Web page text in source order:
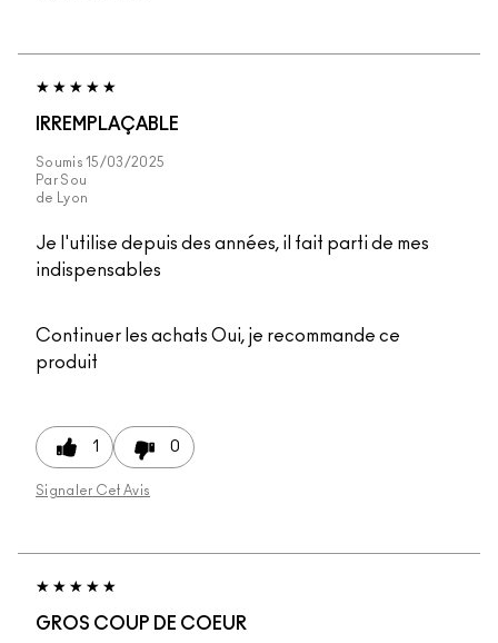
IRREMPLAÇABLE
Soumis15/03/2025
Par Sou
de
Lyon
Je l'utilise depuis des années, il fait parti de mes
indispensables
Continuer les achats Oui, je recommande ce
produit
1 0
Signaler Cet Avis
GROS COUP DE COEUR